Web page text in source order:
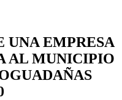
UNA EMPRESA
AL MUNICIPIO